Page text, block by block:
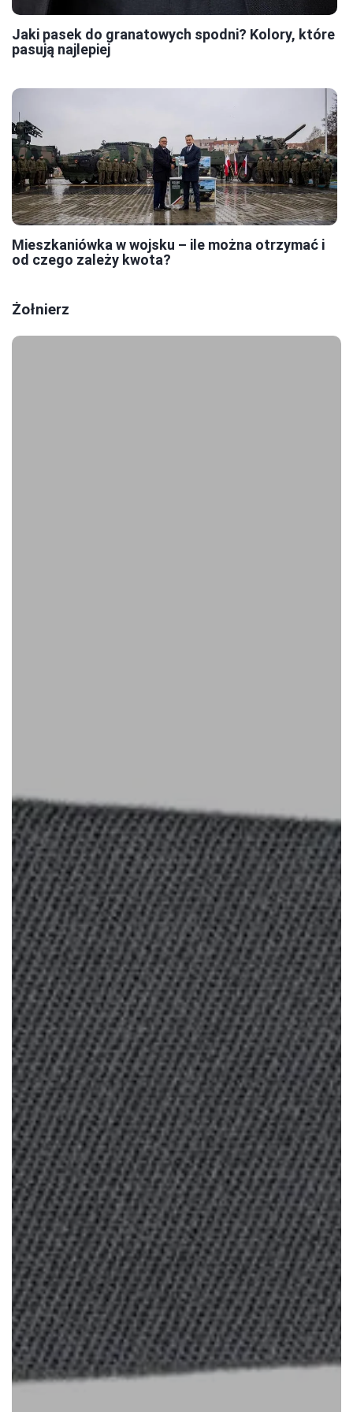
Jaki pasek do granatowych spodni? Kolory, które
pasują najlepiej
Mieszkaniówka w wojsku – ile można otrzymać i
od czego zależy kwota?
Żołnierz